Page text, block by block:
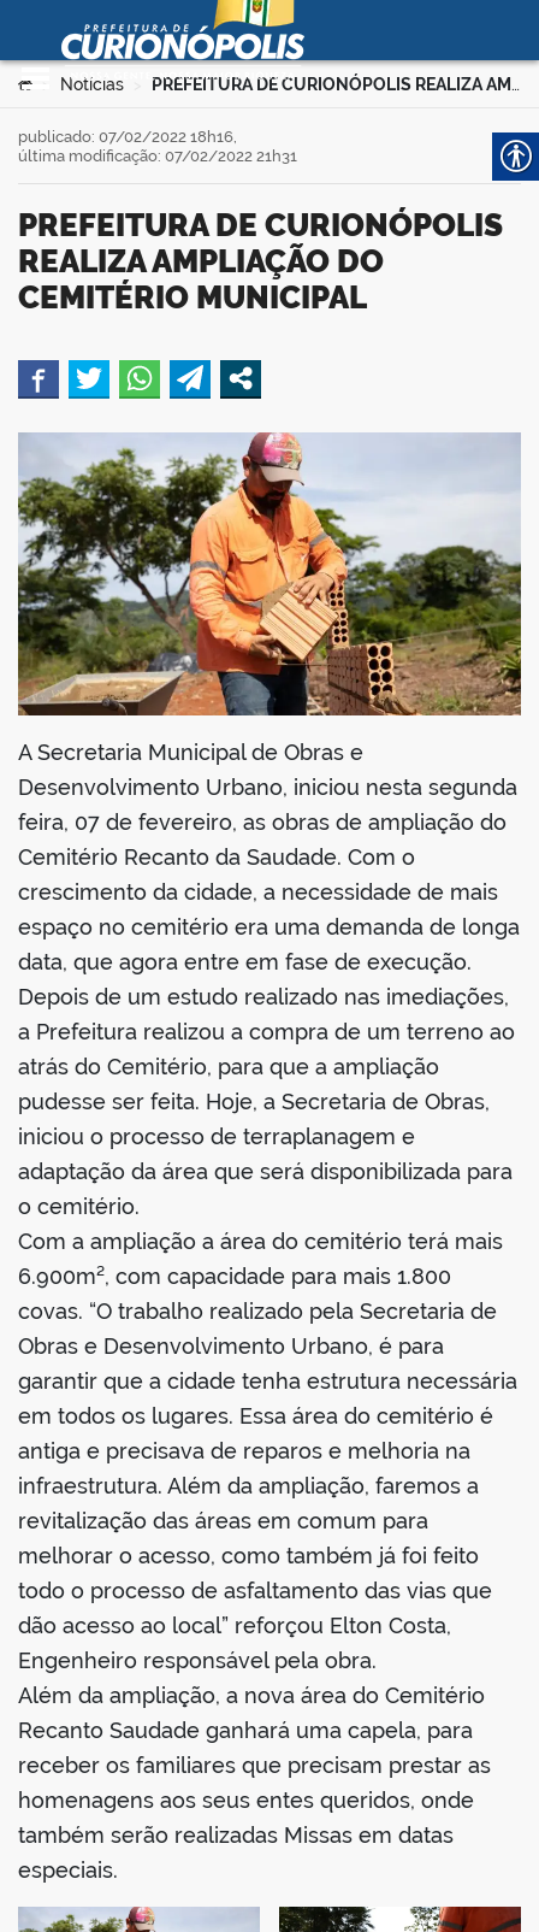
Ir para o conteúdo
Prefeitura Municipal de
Curionópolis
Você está aqui:
Notícias > PREFEITURA DE CURIONÓPOLIS REALIZA AMPLIAÇÃO DO CEMITÉRIO MUNICIPAL
PREFEITURA DE CURIONÓPOLIS
REALIZA AMPLIAÇÃO DO
CEMITÉRIO MUNICIPAL
publicado: 07/02/2022 18h16,
última modificação: 07/02/2022 21h31
A Secretaria Municipal de Obras e
Desenvolvimento Urbano, iniciou nesta segunda
feira, 07 de fevereiro, as obras de ampliação do
Cemitério Recanto da Saudade. Com o
crescimento da cidade, a necessidade de mais
espaço no cemitério era uma demanda de longa
data, que agora entre em fase de execução.
Depois de um estudo realizado nas imediações,
a Prefeitura realizou a compra de um terreno ao
atrás do Cemitério, para que a ampliação
pudesse ser feita. Hoje, a Secretaria de Obras,
iniciou o processo de terraplanagem e
adaptação da área que será disponibilizada para
o cemitério.
Com a ampliação a área do cemitério terá mais
6.900m², com capacidade para mais 1.800
covas. “O trabalho realizado pela Secretaria de
Obras e Desenvolvimento Urbano, é para
garantir que a cidade tenha estrutura necessária
em todos os lugares. Essa área do cemitério é
antiga e precisava de reparos e melhoria na
infraestrutura. Além da ampliação, faremos a
revitalização das áreas em comum para
melhorar o acesso, como também já foi feito
todo o processo de asfaltamento das vias que
dão acesso ao local” reforçou Elton Costa,
Engenheiro responsável pela obra.
Além da ampliação, a nova área do Cemitério
Recanto Saudade ganhará uma capela, para
receber os familiares que precisam prestar as
homenagens aos seus entes queridos, onde
também serão realizadas Missas em datas
especiais.